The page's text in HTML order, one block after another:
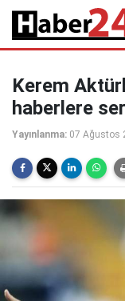
Kerem
haberlere
Yayınlanma: 07 Ağustos